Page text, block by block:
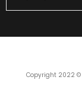
Copyright 2022 ©